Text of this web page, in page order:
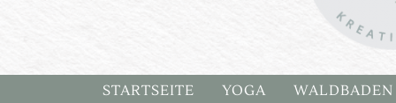
Skip to contentSTARTSEITE
YOGA
WALDBADEN